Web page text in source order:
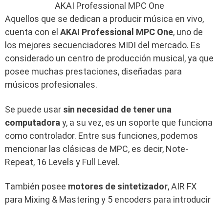
AKAI Professional MPC One
Aquellos que se dedican a producir música en vivo,
cuenta con el AKAI Professional MPC One, uno de
los mejores secuenciadores MIDI del mercado. Es
considerado un centro de producción musical, ya que
posee muchas prestaciones, diseñadas para
músicos profesionales.
Se puede usar sin necesidad de tener una
computadora y, a su vez, es un soporte que funciona
como controlador. Entre sus funciones, podemos
mencionar las clásicas de MPC, es decir, Note-
Repeat, 16 Levels y Full Level.
También posee motores de sintetizador, AIR FX
para Mixing & Mastering y 5 encoders para introducir